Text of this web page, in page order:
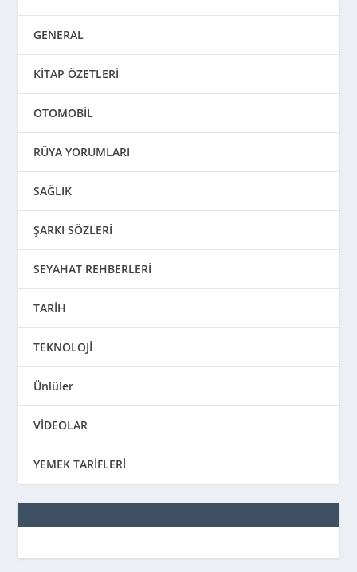
GENERAL
KİTAP ÖZETLERİ
OTOMOBİL
RÜYA YORUMLARI
SAĞLIK
ŞARKI SÖZLERİ
SEYAHAT REHBERLERİ
TARİH
TEKNOLOJİ
Ünlüler
VİDEOLAR
YEMEK TARİFLERİ